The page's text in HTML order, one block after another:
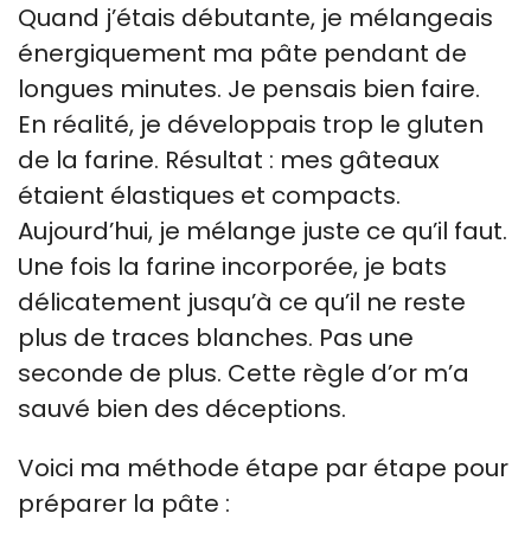
Quand j’étais débutante, je mélangeais
énergiquement ma pâte pendant de
longues minutes. Je pensais bien faire.
En réalité, je développais trop le gluten
de la farine. Résultat : mes gâteaux
étaient élastiques et compacts.
Aujourd’hui, je mélange juste ce qu’il faut.
Une fois la farine incorporée, je bats
délicatement jusqu’à ce qu’il ne reste
plus de traces blanches. Pas une
seconde de plus. Cette règle d’or m’a
sauvé bien des déceptions.
Voici ma méthode étape par étape pour
préparer la pâte :